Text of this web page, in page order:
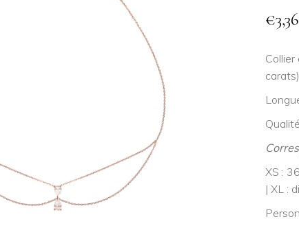
€
XS :
| XL :